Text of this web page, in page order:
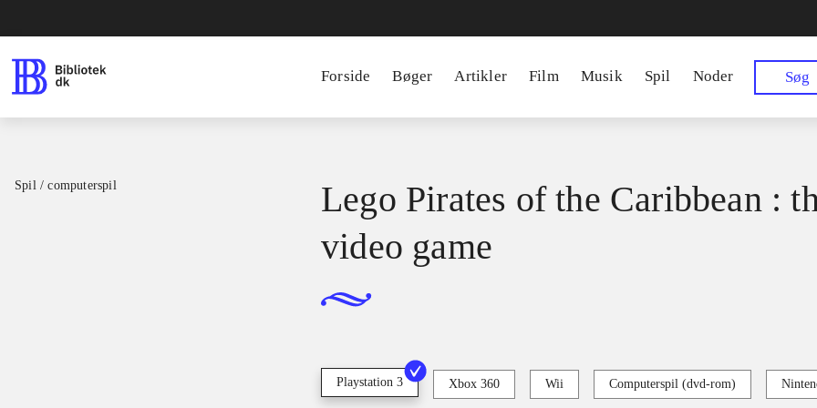
Forside Bøger Artikler Film Musik Spil Noder Søg
Spil / computerspil
Lego Pirates of the Caribbean :
video game
Playstation 3 Xbox 360 Wii Computerspil (dvd-rom)